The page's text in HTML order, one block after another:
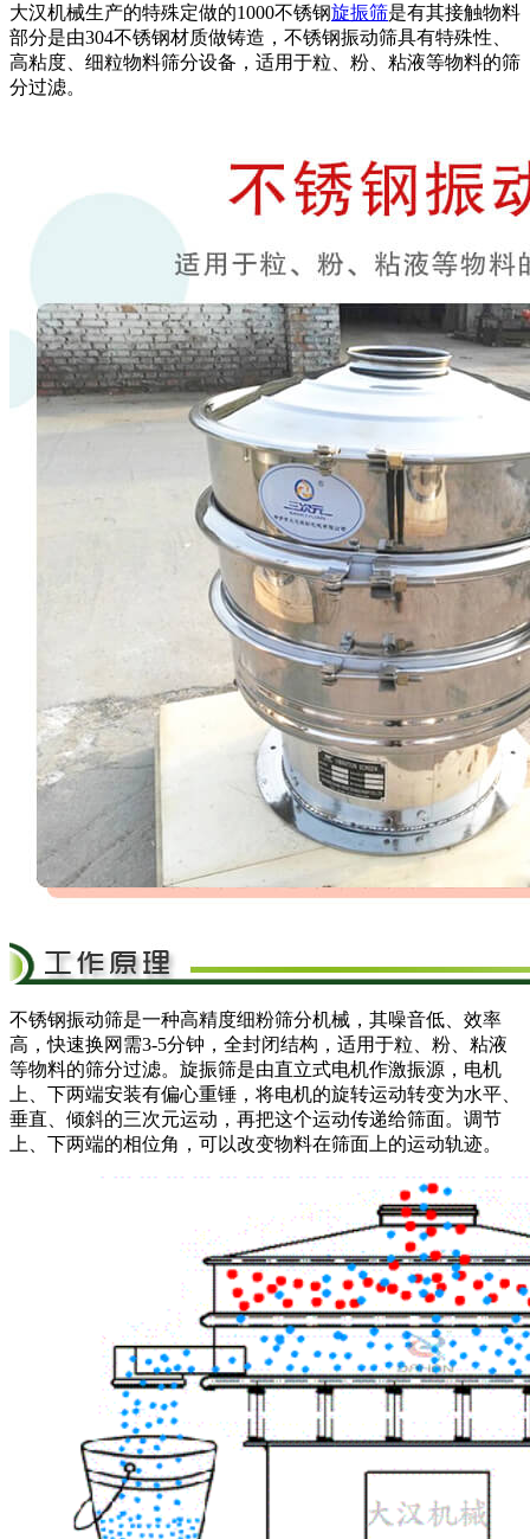
大汉机械生产的特殊定做的1000不锈钢旋振筛是有其接触物料
部分是由304不锈钢材质做铸造，不锈钢振动筛具有特殊性、
高粘度、细粒物料筛分设备，适用于粒、粉、粘液等物料的筛
分过滤。
不锈钢振动筛是一种高精度细粉筛分机械，其噪音低、效率
高，快速换网需3-5分钟，全封闭结构，适用于粒、粉、粘液
等物料的筛分过滤。旋振筛是由直立式电机作激振源，电机
上、下两端安装有偏心重锤，将电机的旋转运动转变为水平、
垂直、倾斜的三次元运动，再把这个运动传递给筛面。调节
上、下两端的相位角，可以改变物料在筛面上的运动轨迹。